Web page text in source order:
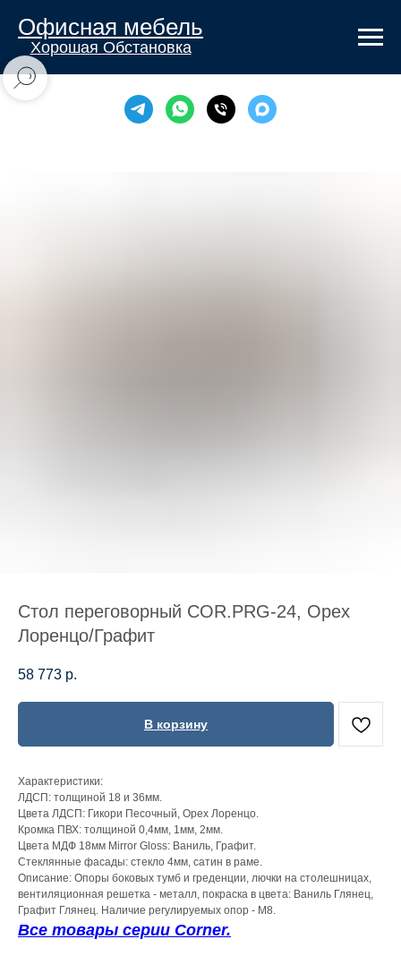
Офисная мебель
Хорошая Обстановка
Стол переговорный COR.PRG-24, Орех
Лоренцо/Графит
58 773 р.
В корзину
Характеристики:
ЛДСП: толщиной 18 и 36мм.
Цвета ЛДСП: Гикори Песочный, Орех Лоренцо.
Кромка ПВХ: толщиной 0,4мм, 1мм, 2мм.
Цвета МДФ 18мм Mirror Gloss: Ваниль, Графит.
Стеклянные фасады: стекло 4мм, сатин в раме.
Описание: Опоры боковых тумб и греденции, лючки на столешницах,
вентиляционная решетка - металл, покраска в цвета: Ваниль Глянец,
Графит Глянец. Наличие регулируемых опор - М8.
Все товары серии Corner.